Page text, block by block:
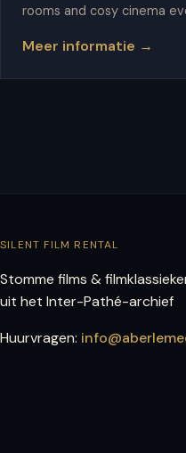
rooms and cosy cinema
Meer informatie →
SILENT FILM RENTAL
Stomme films &
uit het Inter-Pathé-archief
Huurvragen: